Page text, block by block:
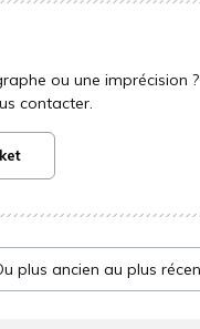
ou une imprécision ?
contacter.